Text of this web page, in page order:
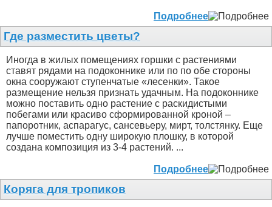
Подробнее
Где разместить цветы?
Иногда в жилых помещениях горшки с растениями
ставят рядами на подоконнике или по по обе стороны
окна сооружают ступенчатые «лесенки». Такое
размещение нельзя признать удачным. На подоконнике
можно поставить одно растение с раскидистыми
побегами или красиво сформированной кроной –
папоротник, аспарагус, сансевьеру, мирт, толстянку. Еще
лучше поместить одну широкую плошку, в которой
создана композиция из 3-4 растений. ...
Подробнее
Коряга для тропиков